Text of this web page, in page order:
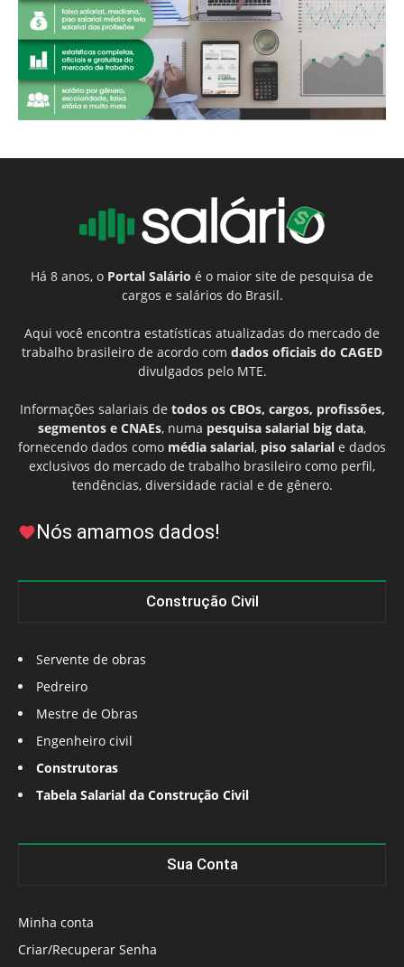
Há 8 anos, o Portal Salário é o maior site de pesquisa de
cargos e salários do Brasil.
Aqui você encontra estatísticas atualizadas do mercado de
trabalho brasileiro de acordo com dados oficiais do CAGED
divulgados pelo MTE.
Informações salariais de todos os CBOs, cargos, profissões,
segmentos e CNAEs, numa pesquisa salarial big data,
fornecendo dados como média salarial, piso salarial e dados
exclusivos do mercado de trabalho brasileiro como perfil,
tendências, diversidade racial e de gênero.
Nós amamos dados!
Construção Civil
Servente de obras
Pedreiro
Mestre de Obras
Engenheiro civil
Construtoras
Tabela Salarial da Construção Civil
Sua Conta
Minha conta
Criar/Recuperar Senha